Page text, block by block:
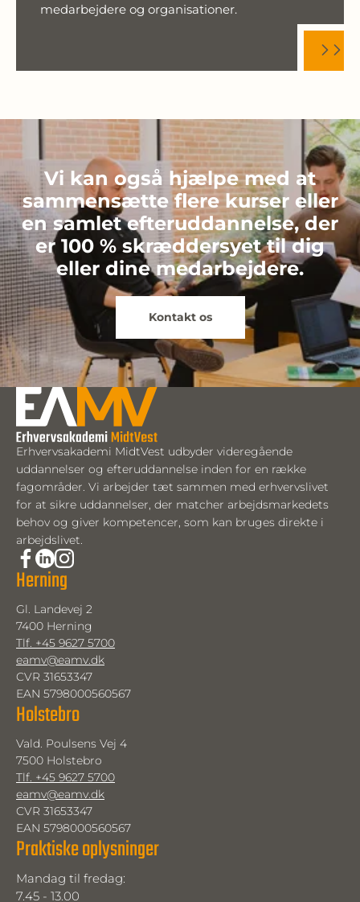
medarbejdere og organisationer.
Vi kan også hjælpe med at
sammensætte flere kurser eller
en samlet efteruddannelse, der
er 100 % skræddersyet til dig
eller dine medarbejdere.
Kontakt os
Erhvervsakademi MidtVest udbyder videregående
uddannelser og efteruddannelse inden for en række
fagområder. Vi arbejder tæt sammen med erhvervslivet
for at sikre uddannelser, der matcher arbejdsmarkedets
behov og giver kompetencer, som kan bruges direkte i
arbejdslivet.
Herning
Gl. Landevej 2
7400 Herning
Tlf. +45 9627 5700
eamv@eamv.dk
CVR 31653347
EAN 5798000560567
Holstebro
Vald. Poulsens Vej 4
7500 Holstebro
Tlf. +45 9627 5700
eamv@eamv.dk
CVR 31653347
EAN 5798000560567
Praktiske oplysninger
Mandag til fredag:
7.45 - 13.00